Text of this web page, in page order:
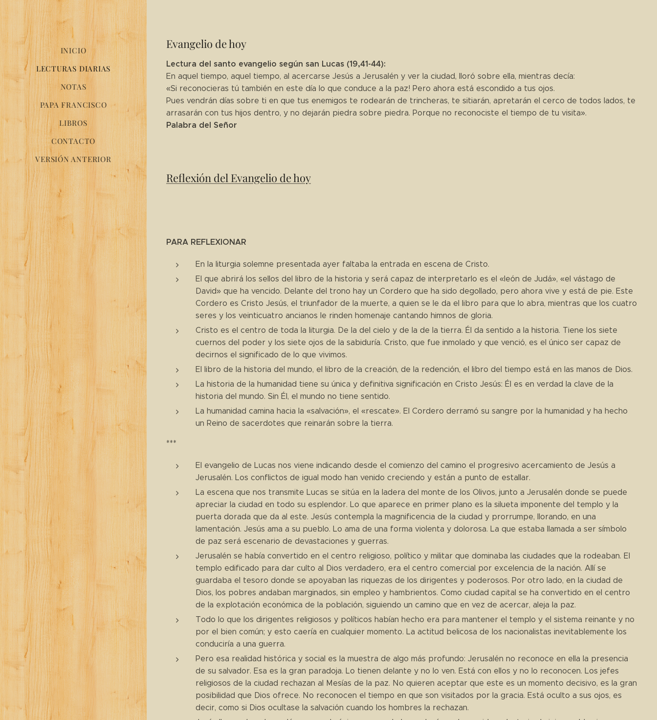
INICIO
LECTURAS DIARIAS
NOTAS
PAPA FRANCISCO
LIBROS
CONTACTO
VERSIÓN ANTERIOR
Evangelio de hoy
Lectura del santo evangelio según san Lucas (19,41-44):
En aquel tiempo, aquel tiempo, al acercarse Jesús a Jerusalén y ver la ciudad, lloró sobre ella, mientras decía:
«Si reconocieras tú también en este día lo que conduce a la paz! Pero ahora está escondido a tus ojos.
Pues vendrán días sobre ti en que tus enemigos te rodearán de trincheras, te sitiarán, apretarán el cerco de todos lados, te
arrasarán con tus hijos dentro, y no dejarán piedra sobre piedra. Porque no reconociste el tiempo de tu visita».
Palabra del Señor
Reflexión del Evangelio de hoy
PARA REFLEXIONAR
En la liturgia solemne presentada ayer faltaba la entrada en escena de Cristo.
El que abrirá los sellos del libro de la historia y será capaz de interpretarlo es el «león de Judá», «el vástago de
David» que ha vencido. Delante del trono hay un Cordero que ha sido degollado, pero ahora vive y está de pie. Este
Cordero es Cristo Jesús, el triunfador de la muerte, a quien se le da el libro para que lo abra, mientras que los cuatro
seres y los veinticuatro ancianos le rinden homenaje cantando himnos de gloria.
Cristo es el centro de toda la liturgia. De la del cielo y de la de la tierra. Él da sentido a la historia. Tiene los siete
cuernos del poder y los siete ojos de la sabiduría. Cristo, que fue inmolado y que venció, es el único ser capaz de
decirnos el significado de lo que vivimos.
El libro de la historia del mundo, el libro de la creación, de la redención, el libro del tiempo está en las manos de Dios.
La historia de la humanidad tiene su única y definitiva significación en Cristo Jesús: Él es en verdad la clave de la
historia del mundo. Sin Él, el mundo no tiene sentido.
La humanidad camina hacia la «salvación», el «rescate». El Cordero derramó su sangre por la humanidad y ha hecho
un Reino de sacerdotes que reinarán sobre la tierra.
***
El evangelio de Lucas nos viene indicando desde el comienzo del camino el progresivo acercamiento de Jesús a
Jerusalén. Los conflictos de igual modo han venido creciendo y están a punto de estallar.
La escena que nos transmite Lucas se sitúa en la ladera del monte de los Olivos, junto a Jerusalén donde se puede
apreciar la ciudad en todo su esplendor. Lo que aparece en primer plano es la silueta imponente del templo y la
puerta dorada que da al este. Jesús contempla la magnificencia de la ciudad y prorrumpe, llorando, en una
lamentación. Jesús ama a su pueblo. Lo ama de una forma violenta y dolorosa. La que estaba llamada a ser símbolo
de paz será escenario de devastaciones y guerras.
Jerusalén se había convertido en el centro religioso, político y militar que dominaba las ciudades que la rodeaban. El
templo edificado para dar culto al Dios verdadero, era el centro comercial por excelencia de la nación. Allí se
guardaba el tesoro donde se apoyaban las riquezas de los dirigentes y poderosos. Por otro lado, en la ciudad de
Dios, los pobres andaban marginados, sin empleo y hambrientos. Como ciudad capital se ha convertido en el centro
de la explotación económica de la población, siguiendo un camino que en vez de acercar, aleja la paz.
Todo lo que los dirigentes religiosos y políticos habían hecho era para mantener el templo y el sistema reinante y no
por el bien común; y esto caería en cualquier momento. La actitud belicosa de los nacionalistas inevitablemente los
conduciría a una guerra.
Pero esa realidad histórica y social es la muestra de algo más profundo: Jerusalén no reconoce en ella la presencia
de su salvador. Esa es la gran paradoja. Lo tienen delante y no lo ven. Está con ellos y no lo reconocen. Los jefes
religiosos de la ciudad rechazan al Mesías de la paz. No quieren aceptar que este es un momento decisivo, es la gran
posibilidad que Dios ofrece. No reconocen el tiempo en que son visitados por la gracia. Está oculto a sus ojos, es
decir, como si Dios ocultase la salvación cuando los hombres la rechazan.